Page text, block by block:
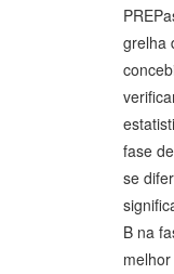
grelha
fase
se
B na